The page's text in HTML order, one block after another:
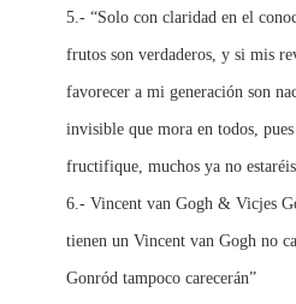
5.- “Solo con claridad en el
frutos son verdaderos, y si mis
favorecer a mi generación son
invisible que mora en todos,
fructifique, muchos ya no
6.- Vincent van Gogh & Vicjes
tienen un Vincent van Gogh no
Gonród tampoco carecerán”